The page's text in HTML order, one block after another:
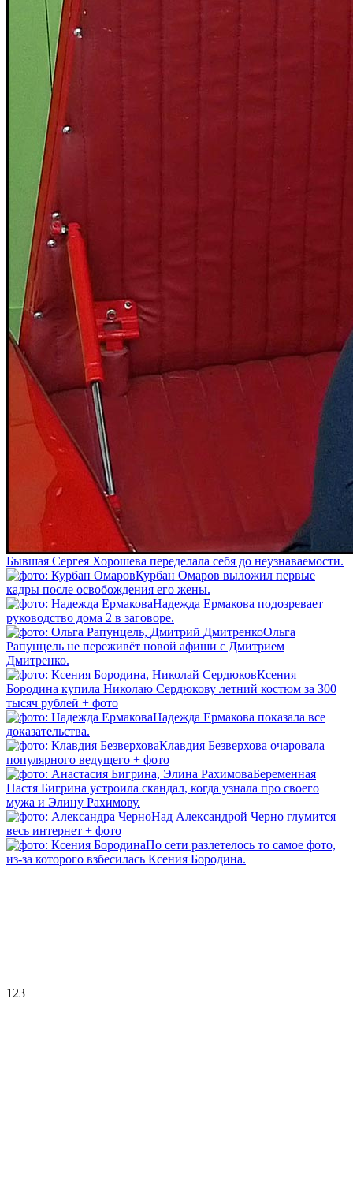
Бывшая Сергея Хорошева переделала себя до неузнаваемости.
Курбан Омаров выложил первые
кадры после освобождения его жены.
Надежда Ермакова подозревает
руководство дома 2 в заговоре.
Ольга
Рапунцель не переживёт новой афиши с Дмитрием
Дмитренко.
Ксения
Бородина купила Николаю Сердюкову летний костюм за 300
тысяч рублей + фото
Надежда Ермакова показала все
доказательства.
Клавдия Безверхова очаровала
популярного ведущего + фото
Беременная
Настя Бигрина устроила скандал, когда узнала про своего
мужа и Элину Рахимову.
Над Александрой Черно глумится
весь интернет + фото
По сети разлетелось то самое фото,
из-за которого взбесилась Ксения Бородина.
123